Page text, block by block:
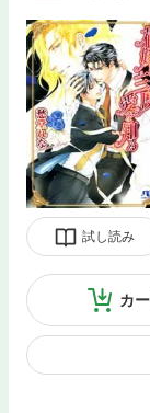
試し読み
カ